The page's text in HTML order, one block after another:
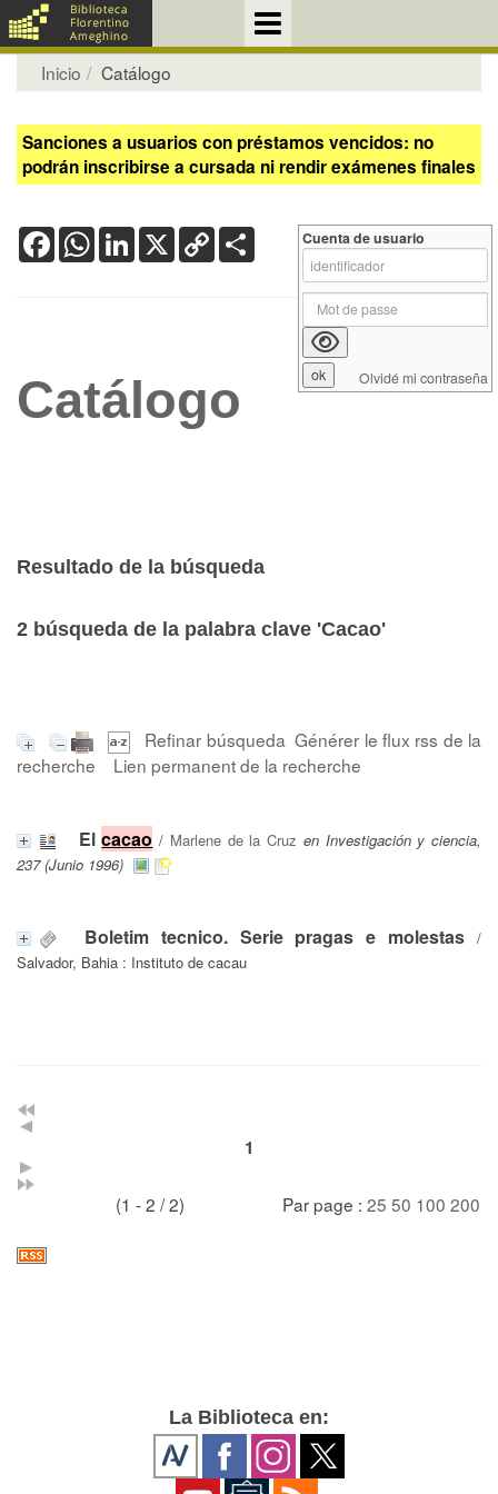
Inicio Catálogo
Sanciones a usuarios con préstamos vencidos: no
podrán inscribirse a cursada ni rendir exámenes finales
FacebookWhatsApp
LinkedIn
X Copy
Link
Catálogo
Resultado de la búsqueda
2 búsqueda de la palabra clave 'Cacao'
Refinar búsqueda Générer le flux rss de la
recherche
Lien permanent de la recherche
Elcacao / Marlene de la Cruz en Investigación y ciencia,
237 (Junio 1996)
Boletim tecnico. Serie pragas e molestas /
Salvador, Bahia : Instituto de cacau
1
(1 - 2 / 2) Par page : 25 50 100 200
Cuenta de usuario
Olvidé mi contraseña
La Biblioteca en: